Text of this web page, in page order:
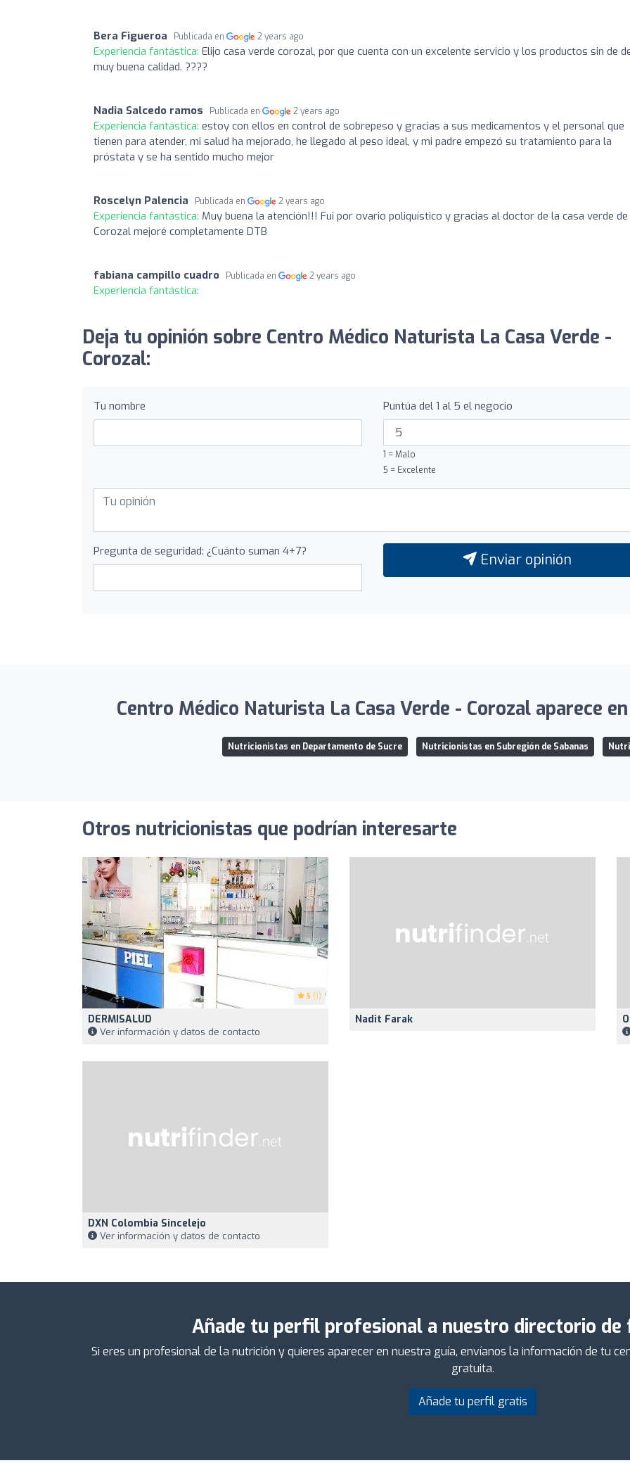
Bera Figueroa Publicada en 2 years ago
Experiencia fantástica: Elijo casa verde corozal, por que cuenta con un excelente servicio y los productos sin de
muy buena calidad. ????
Nadia Salcedo ramos Publicada en 2 years ago
Experiencia fantástica: estoy con ellos en control de sobrepeso y gracias a sus medicamentos y el personal que
tienen para atender, mi salud ha mejorado, he llegado al peso ideal, y mi padre empezó su tratamiento para la
próstata y se ha sentido mucho mejor
Roscelyn Palencia Publicada en 2 years ago
Experiencia fantástica: Muy buena la atención!!! Fui por ovario poliquístico y gracias al doctor de la casa verde de
Corozal mejoré completamente DTB
fabiana campillo cuadro Publicada en 2 years ago
Experiencia fantástica:
Deja tu opinión sobre Centro Médico Naturista La Casa Verde -
Corozal:
Tu nombre Puntúa del 1 al 5 el negocio
1 = Malo
5 = Excelente
Pregunta de seguridad: ¿Cuánto suman 4+7? Enviar opinión
Centro Médico Naturista La Casa Verde - Corozal aparece
Nutricionistas en Departamento de Sucre Nutricionistas en Subregión de Sabanas
Otros nutricionistas que podrían interesarte
5 (1)
DERMISALUD
Ver información y datos de contacto
Nadit Farak
DXN Colombia Sincelejo
Ver información y datos de contacto
Añade tu perfil profesional a nuestro directorio
Si eres un profesional de la nutrición y quieres aparecer en nuestra guía, envíanos la información de tu
gratuita.
Añade tu perfil gratis